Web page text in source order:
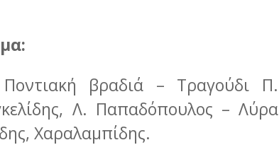
Ποντιακή βραδιά – Τραγούδι Π.
Λ. Παπαδόπουλος – Λύρα
Χαραλαμπίδης.